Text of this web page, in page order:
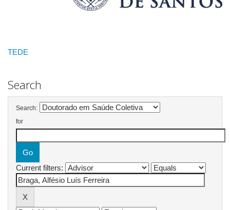
TEDE
Search
Search:
for
Current filters: